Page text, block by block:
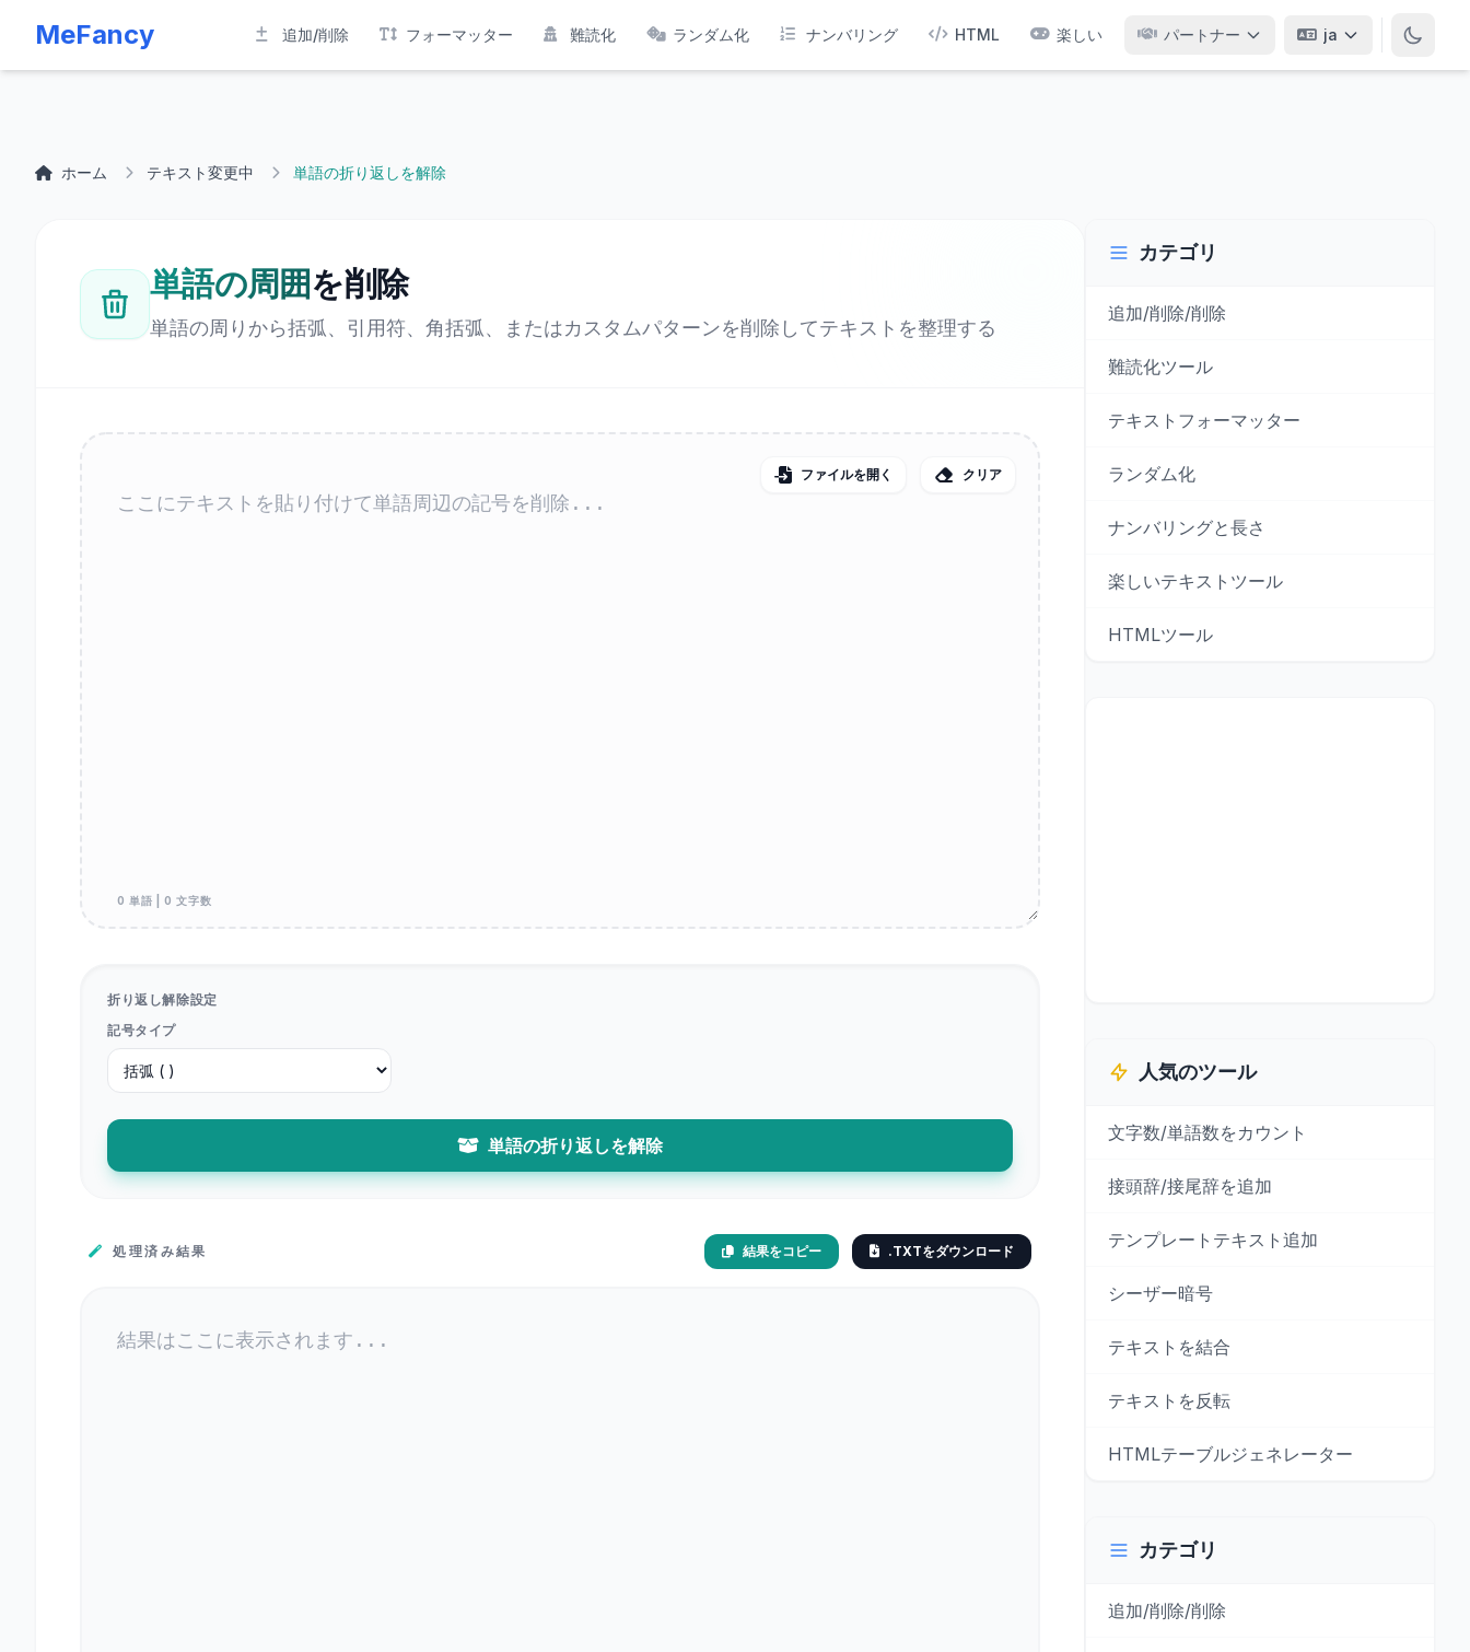
MeFancy 追加/削除 フォーマッター 難読化 ランダム化 ナンバリング HTML 楽しい パートナー ja
ホーム テキスト変更中 単語の折り返しを解除
単語の周囲を削除
単語の周りから括弧、引用符、角括弧、またはカスタムパターンを削除してテキストを整理する
ファイルを開く クリア
0 単語 | 0 文字数
折り返し解除設定
記号タイプ
単語の折り返しを解除
処理済み結果 結果をコピー .TXTをダウンロード
カテゴリ
追加/削除/削除
難読化ツール
テキストフォーマッター
ランダム化
ナンバリングと長さ
楽しいテキストツール
HTMLツール
人気のツール
文字数/単語数をカウント
接頭辞/接尾辞を追加
テンプレートテキスト追加
シーザー暗号
テキストを結合
テキストを反転
HTMLテーブルジェネレーター
カテゴリ
追加/削除/削除